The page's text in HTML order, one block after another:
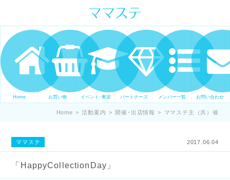
ママの才能発信します。 手づくり
表現ステージ ママステ スキル・セ
ンスを表現したいママが集まって
ます。
Home お買い物 イベント･教室 パートナーズ メンバー一覧 お問い合わせ
Home > 活動案内 > 開催･出店情報 > ママステ主（共）催
ママステ 2017.06.04
「HappyCollectionDay」